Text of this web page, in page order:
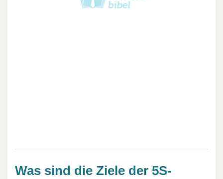
Was sind die Ziele der 5S-